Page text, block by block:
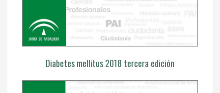
Diabetes mellitus 2018 tercera edición